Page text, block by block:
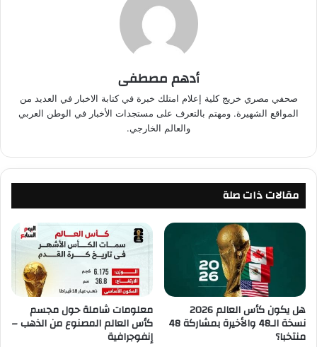
أدهم مصطفى
صحفي مصري خريج كلية إعلام امتلك خبرة في كتابة الاخبار في العديد من
المواقع الشهيرة. ومهتم بالتعرف على مستجدات الأخبار في الوطن العربي
والعالم الخارجي.
مقالات ذات صلة
هل يكون كأس العالم 2026
نسخة الـ48 والأخيرة بمشاركة 48
منتخبا؟
معلومات شاملة حول مجسم
كأس العالم المصنوع من الذهب –
إنفوجرافية